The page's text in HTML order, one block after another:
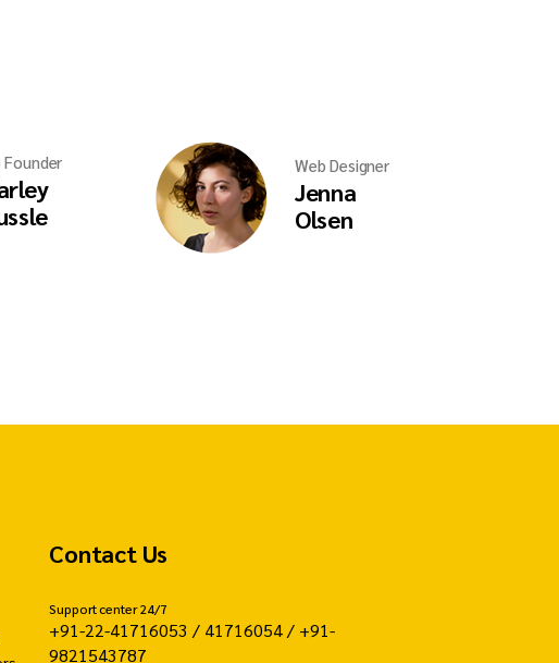
Founder Web Designer
Jenna
Olsen
Contact Us
Support center 24/7
+91-22-41716053 / 41716054 / +91-
9821543787